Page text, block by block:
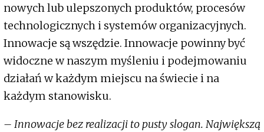
nowych lub ulepszonych produktów, procesów
technologicznych i systemów organizacyjnych.
Innowacje są wszędzie. Innowacje powinny być
widoczne w naszym myśleniu i podejmowaniu
działań w każdym miejscu na świecie i na
każdym stanowisku.
– Innowacje bez realizacji to pusty slogan. Największą